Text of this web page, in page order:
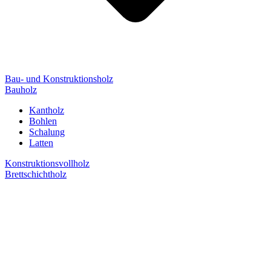
Bau- und Konstruktionsholz
Bauholz
Kantholz
Bohlen
Schalung
Latten
Konstruktionsvollholz
Brettschichtholz